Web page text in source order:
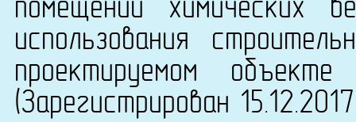
помещений химических
использования
проектируемом объекте
(Зарегистрирован